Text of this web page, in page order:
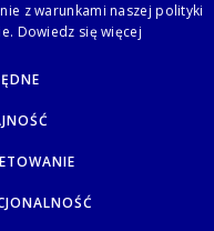
z warunkami naszej polityki
Dowiedz się więcej